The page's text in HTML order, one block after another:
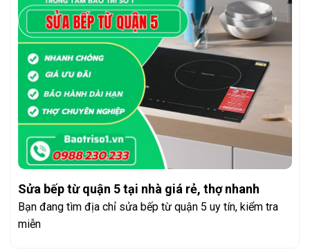
Sửa bếp từ quận 5 tại nhà giá rẻ, thợ nhanh
Bạn đang tìm địa chỉ sửa bếp từ quận 5 uy tín, kiểm tra
miễn